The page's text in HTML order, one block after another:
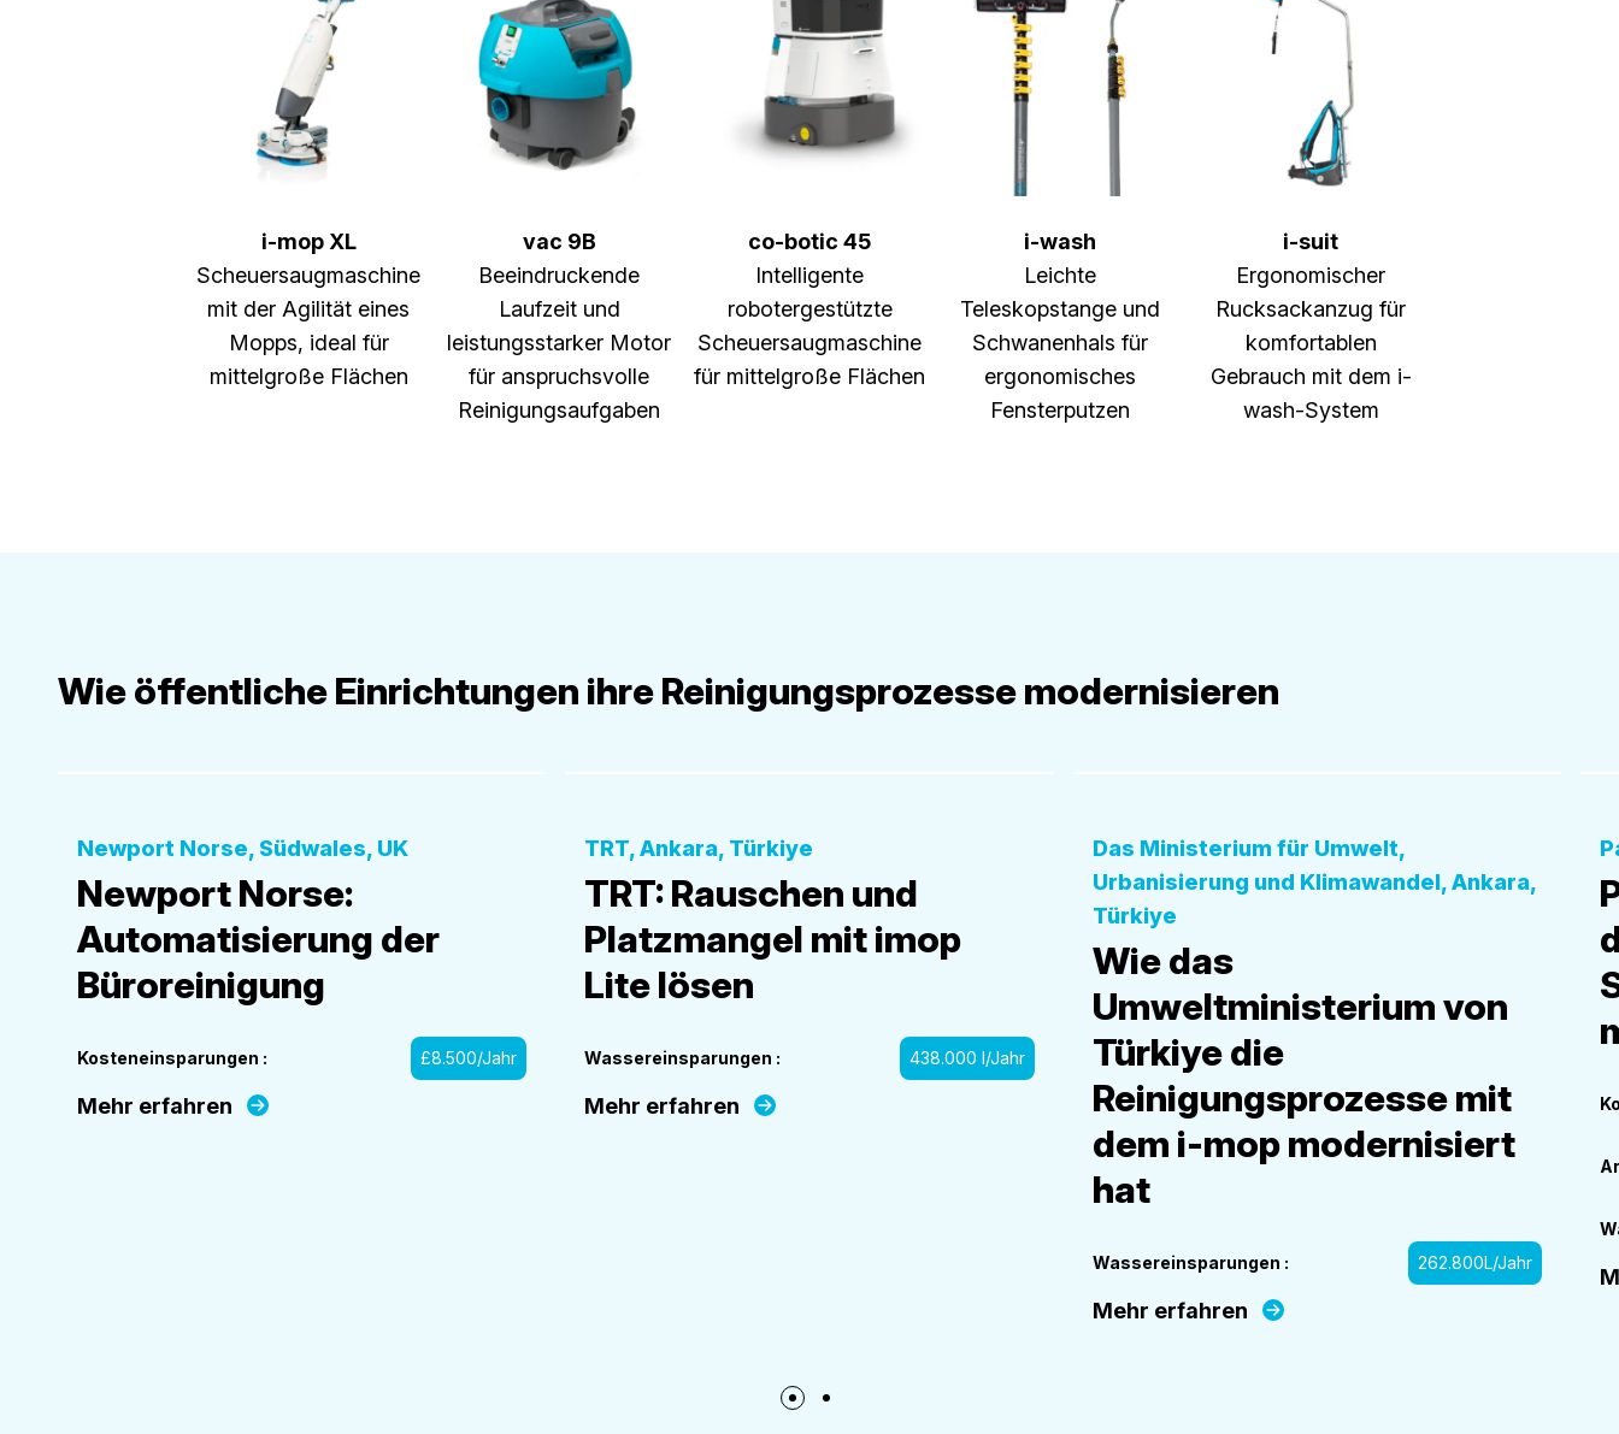
i-mop XL
Scheuersaugmaschine
mit der Agilität eines
Mopps, ideal für
mittelgroße Flächen
vac 9B
Beeindruckende
Laufzeit und
leistungsstarker Motor
für anspruchsvolle
Reinigungsaufgaben
co-botic 45
Intelligente
robotergestützte
Scheuersaugmaschine
für mittelgroße Flächen
i-wash
Leichte
Teleskopstange und
Schwanenhals für
ergonomisches
Fensterputzen
i-suit
Ergonomischer
Rucksackanzug für
komfortablen
Gebrauch mit dem i-
wash-System
Wie öffentliche Einrichtungen ihre Reinigungsprozesse modernisieren
Newport Norse, Südwales, UK
Newport Norse:
Automatisierung der
Büroreinigung
Kosteneinsparungen : £8.500/Jahr
Mehr erfahren
TRT, Ankara, Türkiye
TRT: Rauschen und
Platzmangel mit imop
Lite lösen
Wassereinsparungen : 438.000 l/Jahr
Mehr erfahren
Das Ministerium für Umwelt,
Urbanisierung und Klimawandel, Ankara,
Türkiye
Wie das
Umweltministerium von
Türkiye die
Reinigungsprozesse mit
dem i-mop modernisiert
hat
Wassereinsparungen : 262.800L/Jahr
Mehr erfahren